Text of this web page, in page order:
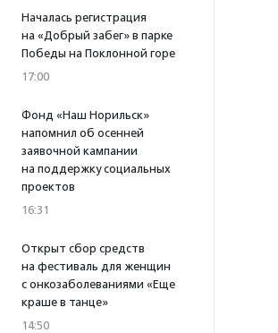
Началась регистрация
на «Добрый забег» в парке
Победы на Поклонной горе
17:00
Фонд «Наш Норильск»
напомнил об осенней
заявочной кампании
на поддержку социальных
проектов
16:31
Открыт сбор средств
на фестиваль для женщин
с онкозаболеваниями «Еще
краше в танце»
14:50